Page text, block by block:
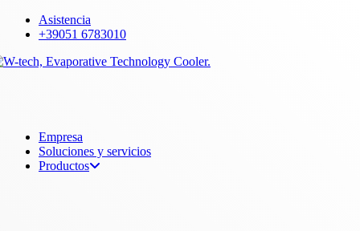
Skip
content
Asistencia
+39051 6783010
Menu
Empresa
Soluciones y servicios
Productos